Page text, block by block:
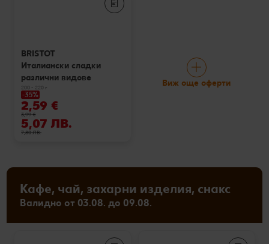
BRISTOT
Италиански сладки
различни видове
200 - 220 г
-35%
2,59 €
3,99 €
5,07 ЛВ.
7,80 ЛВ.
Виж още оферти
Кафе, чай, захарни изделия, снакс
Валидно от 03.08. до 09.08.